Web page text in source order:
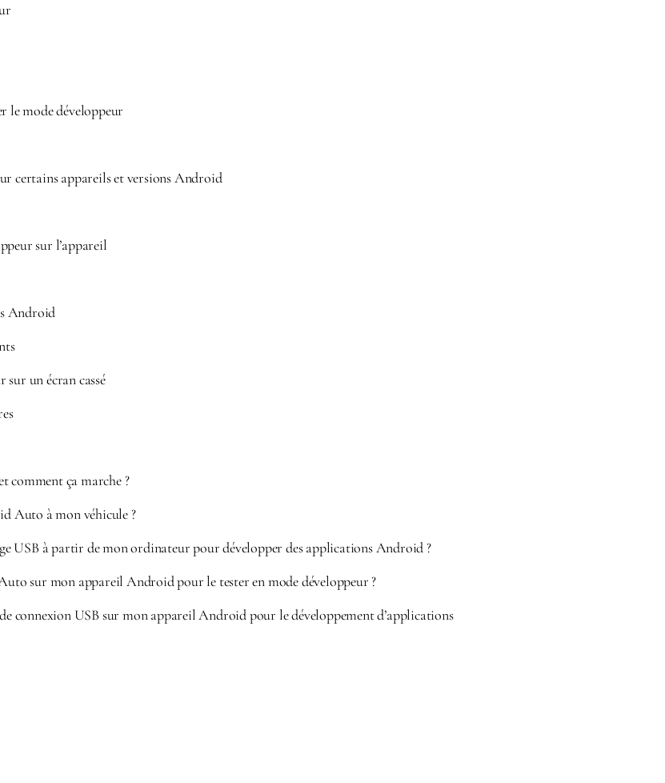
le mode développeur
certains appareils et versions Android
sur l’appareil
Android
un écran cassé
comment ça marche ?
Auto à mon véhicule ?
USB à partir de mon ordinateur pour développer des applications Android ?
sur mon appareil Android pour le tester en mode développeur ?
connexion USB sur mon appareil Android pour le développement d’applications